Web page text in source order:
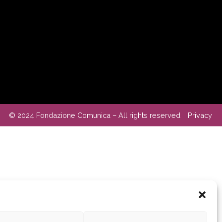
© 2024 Fondazione Comunica – All rights reserved Privacy